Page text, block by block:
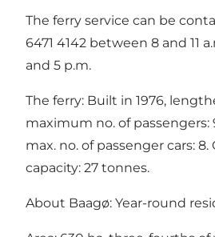
The ferry service can be
6471 4142 between 8 and 11
and 5 p.m.
The ferry: Built in 1976,
maximum no. of passengers:
max. no. of passenger cars:
capacity: 27 tonnes.
About Baagø: Year-round